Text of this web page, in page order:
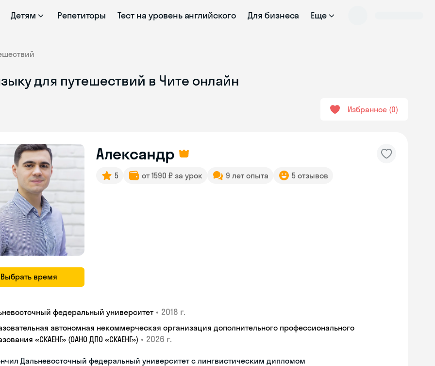
Детям Репетиторы Тест на уровень английского Для бизнеса Еще
для путешествий в Чите онлайн
Избранное 0
Выбрать время
Александр
5 от 1590 ₽ за урок 9 лет опыта 5 отзывов
федеральный университет • 2018 г.
автономная некоммерческая организация дополнительного профессионального
«СКАЕНГ» (ОАНО ДПО «СКАЕНГ») • 2026 г.
Дальневосточный федеральный университет с лингвистическим дипломом